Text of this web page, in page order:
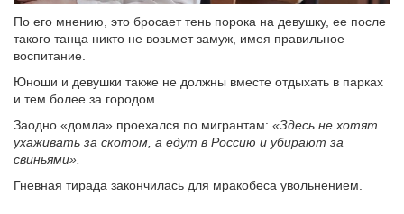
По его мнению, это бросает тень порока на девушку, ее после
такого танца никто не возьмет замуж, имея правильное
воспитание.
Юноши и девушки также не должны вместе отдыхать в парках
и тем более за городом.
Заодно «домла» проехался по мигрантам: «Здесь не хотят
ухаживать за скотом, а едут в Россию и убирают за
свиньями».
Гневная тирада закончилась для мракобеса увольнением.